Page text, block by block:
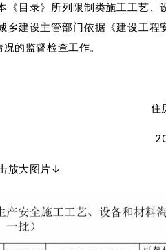
《目录》所列限制类施工工艺、
建设主管部门依据《建设工程
的监督检查工作。
住
放大图片↓